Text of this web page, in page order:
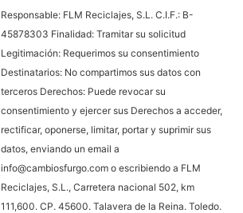
Responsable: FLM Reciclajes, S.L. C.I.F.: B-
45878303 Finalidad: Tramitar su solicitud
Legitimación: Requerimos su consentimiento
Destinatarios: No compartimos sus datos con
terceros Derechos: Puede revocar su
consentimiento y ejercer sus Derechos a acceder,
rectificar, oponerse, limitar, portar y suprimir sus
datos, enviando un email a
info@cambiosfurgo.com o escribiendo a FLM
Reciclajes, S.L., Carretera nacional 502, km
111,600. CP. 45600. Talavera de la Reina. Toledo.